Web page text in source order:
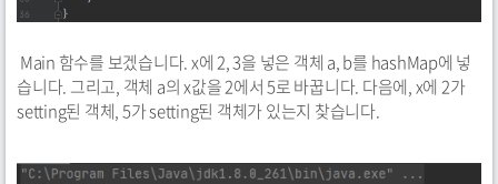
Main 함수를 보겠습니다. x에 2, 3을 넣은 객체 a, b를 hashMap에 넣
습니다. 그리고, 객체 a의 x값을 2에서 5로 바꿉니다. 다음에, x에 2가
setting된 객체, 5가 setting된 객체가 있는지 찾습니다.